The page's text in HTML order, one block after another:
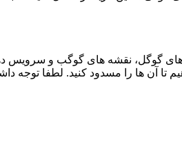
گوگل، نقشه های گوگب و سرویس
تا آن ها را مسدود کنید. لطفا